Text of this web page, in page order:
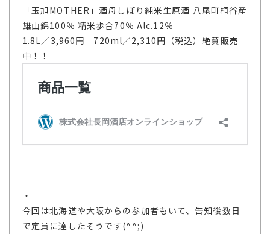
「玉旭MOTHER」酒母しぼり純米生原酒 八尾町桐谷産
雄山錦100％ 精米歩合70％ Alc.12％
1.8L／3,960円 720ml／2,310円（税込）絶賛販売
中！！
・
今回は北海道や大阪からの参加者もいて、告知後数日
で定員に達したそうです(^^;)